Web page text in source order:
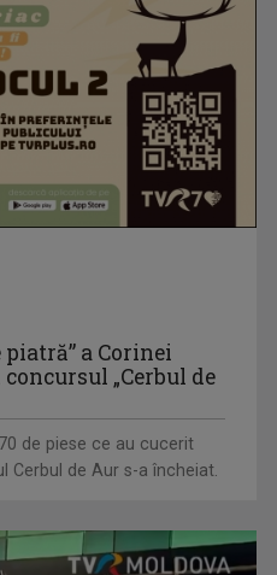
Au început înscrierile
istorică la Europene. În
a Corinei
„Cerbul de
de piese ce au cucerit
Cerbul de Aur s-a încheiat.